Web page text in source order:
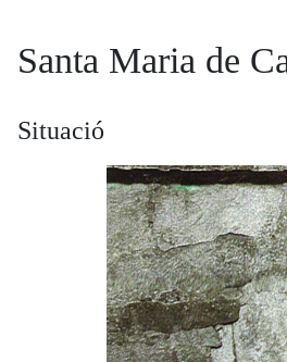
Santa Maria de
Situació